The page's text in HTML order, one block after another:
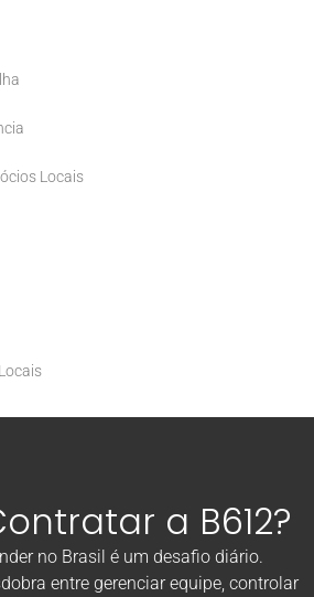
Locais
a B612?
no Brasil é um desafio diário.
entre gerenciar equipe, controlar